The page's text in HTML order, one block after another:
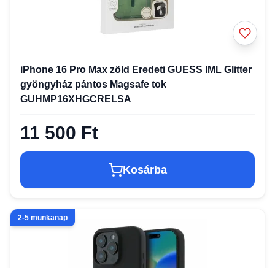
iPhone 16 Pro Max zöld Eredeti GUESS IML Glitter
gyöngyház pántos Magsafe tok
GUHMP16XHGCRELSA
11 500 Ft
Kosárba
2-5 munkanap